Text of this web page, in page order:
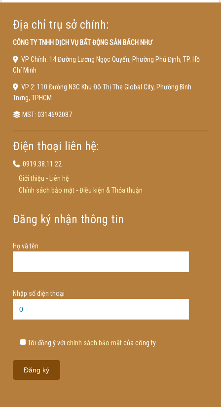
Địa chỉ trụ sở chính:
CÔNG TY TNHH DỊCH VỤ BẤT ĐỘNG SẢN BÁCH NHƯ
VP Chính: 14 Đường Lương Ngọc Quyến, Phường Phú Định, TP. Hồ
Chí Minh
VP 2: 110 Đường N3C Khu Đô Thị The Global City, Phường Bình
Trưng, TPHCM
MST: 0314692087
Điện thoại liên hệ:
0919.38.11.22
Giới thiệu -
Liên hệ
Chính sách bảo mật-Điều kiện & Thỏa thuận
Đăng ký nhận thông tin
Họ và tên
Nhập số điện thoại
Tôi đồng ý với chính sách bảo mậtcủa công ty